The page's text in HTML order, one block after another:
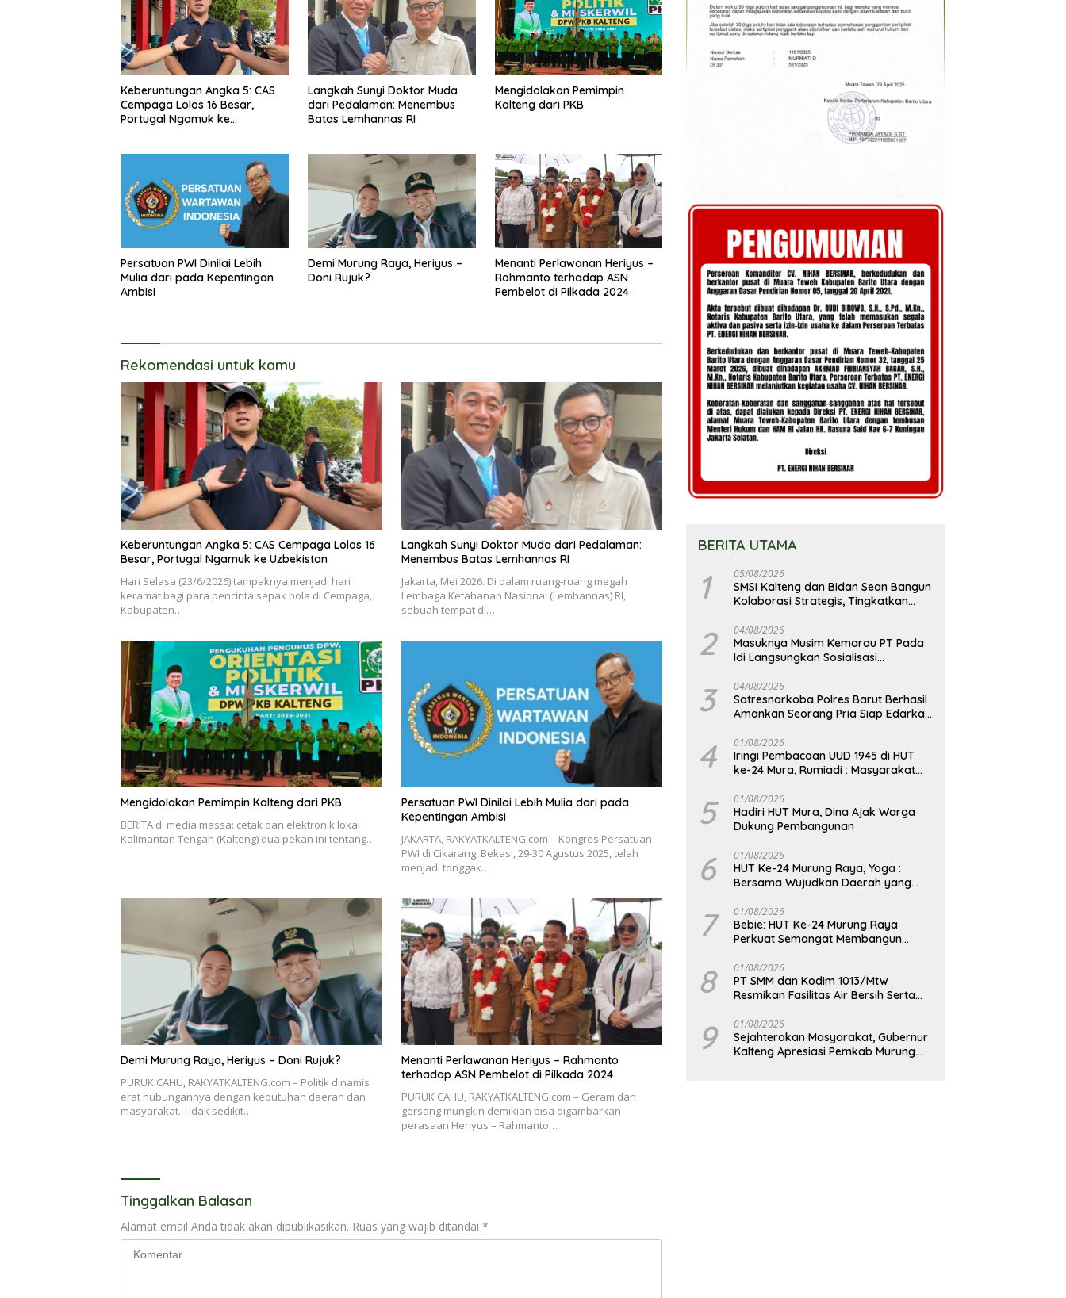
Keberuntungan Angka 5: CAS
Cempaga Lolos 16 Besar,
Portugal Ngamuk ke
Langkah Sunyi Doktor Muda
dari Pedalaman: Menembus
Batas Lemhannas RI
Mengidolakan Pemimpin
Kalteng dari PKB
Persatuan PWI Dinilai Lebih
Mulia dari pada Kepentingan
Ambisi
Demi Murung Raya, Heriyus –
Doni Rujuk?
Menanti Perlawanan Heriyus –
Rahmanto terhadap ASN
Pembelot di Pilkada 2024
Rekomendasi untuk kamu
Keberuntungan Angka 5: CAS Cempaga Lolos 16
Besar, Portugal Ngamuk ke Uzbekistan
Hari Selasa (23/6/2026) tampaknya menjadi hari
keramat bagi para pencinta sepak bola di Cempaga,
Kabupaten…
Langkah Sunyi Doktor Muda dari Pedalaman:
Menembus Batas Lemhannas RI
Jakarta, Mei 2026. Di dalam ruang-ruang megah
Lembaga Ketahanan Nasional (Lemhannas) RI,
sebuah tempat di…
Mengidolakan Pemimpin Kalteng dari PKB
BERITA di media massa: cetak dan elektronik lokal
Kalimantan Tengah (Kalteng) dua pekan ini tentang…
Persatuan PWI Dinilai Lebih Mulia dari pada
Kepentingan Ambisi
JAKARTA, RAKYATKALTENG.com – Kongres Persatuan
PWI di Cikarang, Bekasi, 29-30 Agustus 2025, telah
menjadi tonggak…
Demi Murung Raya, Heriyus – Doni Rujuk?
PURUK CAHU, RAKYATKALTENG.com – Politik dinamis
erat hubungannya dengan kebutuhan daerah dan
masyarakat. Tidak sedikit…
Menanti Perlawanan Heriyus – Rahmanto
terhadap ASN Pembelot di Pilkada 2024
PURUK CAHU, RAKYATKALTENG.com – Geram dan
gersang mungkin demikian bisa digambarkan
perasaan Heriyus – Rahmanto…
Tinggalkan Balasan
Alamat email Anda tidak akan dipublikasikan. Ruas yang wajib ditandai *
BERITA UTAMA
1 05/08/2026
SMSI Kalteng dan Bidan Sean Bangun
Kolaborasi Strategis, Tingkatkan
2 04/08/2026
Masuknya Musim Kemarau PT Pada
Idi Langsungkan Sosialisasi
3 04/08/2026
Satresnarkoba Polres Barut Berhasil
Amankan Seorang Pria Siap Edarkan
Gram
4 01/08/2026
Iringi Pembacaan UUD 1945 di HUT
ke-24 Mura, Rumiadi : Masyarakat
yang Lebih Besar
5 01/08/2026
Hadiri HUT Mura, Dina Ajak Warga
Dukung Pembangunan
6 01/08/2026
HUT Ke-24 Murung Raya, Yoga :
Bersama Wujudkan Daerah yang
7 01/08/2026
Bebie: HUT Ke-24 Murung Raya
Perkuat Semangat Membangun
8 01/08/2026
PT SMM dan Kodim 1013/Mtw
Resmikan Fasilitas Air Bersih Serta
Masyarakat
9 01/08/2026
Sejahterakan Masyarakat, Gubernur
Kalteng Apresiasi Pemkab Murung